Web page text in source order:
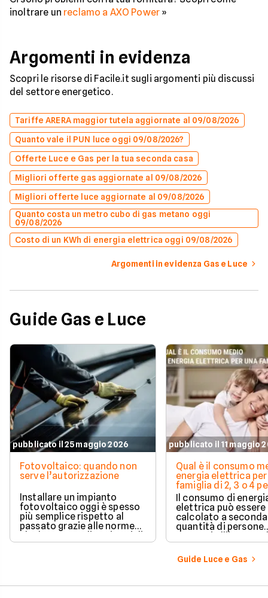
inoltrare un reclamo a AXO Power »
Argomenti in evidenza
Scopri le risorse di Facile.it sugli argomenti più discussi
del settore energetico.
Tariffe ARERA maggior tutela aggiornate al 09/08/2026
Quanto vale il PUN luce oggi 09/08/2026?
Offerte Luce e Gas per la tua seconda casa
Migliori offerte gas aggiornate al 09/08/2026
Migliori offerte luce aggiornate al 09/08/2026
Quanto costa un metro cubo di gas metano oggi
09/08/2026
Costo di un KWh di energia elettrica oggi 09/08/2026
Argomenti in evidenza Gas e Luce
Guide Gas e Luce
pubblicato il 25 maggio 2026
Fotovoltaico: quando non
serve l’autorizzazione
Installare un impianto
fotovoltaico oggi è spesso
più semplice rispetto al
passato grazie alle norme
che hanno ampliato i casi di
edilizia libera.
pubblicato il 11 maggio
Qual è il consumo
energia elettrica per
famiglia di 2, 3 o 4
Il consumo di
elettrica può essere
calcolato a
quantità di persone
presenti all'interno
determinato
numerosi i fattori
influenzano questo
considerazione per
Guide Luce e Gas